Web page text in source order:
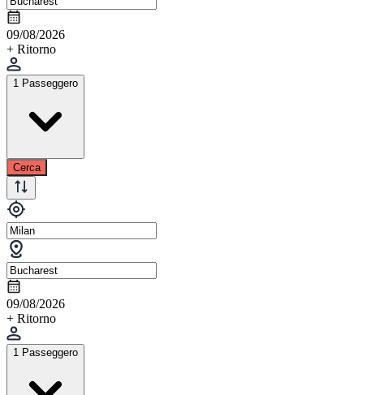
09/08/2026
+ Ritorno
1 Passeggero
Cerca
09/08/2026
+ Ritorno
1 Passeggero